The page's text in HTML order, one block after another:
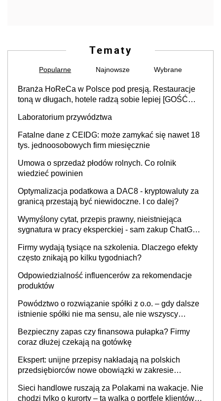
Tematy
Popularne Najnowsze Wybrane
Branża HoReCa w Polsce pod presją. Restauracje
toną w długach, hotele radzą sobie lepiej [GOŚĆ
Laboratorium przywództwa
Fatalne dane z CEIDG: może zamykać się nawet 18
tys. jednoosobowych firm miesięcznie
Umowa o sprzedaż płodów rolnych. Co rolnik
wiedzieć powinien
Optymalizacja podatkowa a DAC8 - kryptowaluty za
granicą przestają być niewidoczne. I co dalej?
Wymyślony cytat, przepis prawny, nieistniejąca
sygnatura w pracy eksperckiej - sam zakup ChatGPT
Firmy wydają tysiące na szkolenia. Dlaczego efekty
często znikają po kilku tygodniach?
Odpowiedzialność influencerów za rekomendacje
produktów
Powództwo o rozwiązanie spółki z o.o. – gdy dalsze
istnienie spółki nie ma sensu, ale nie wszyscy
Bezpieczny zapas czy finansowa pułapka? Firmy
coraz dłużej czekają na gotówkę
Ekspert: unijne przepisy nakładają na polskich
przedsiębiorców nowe obowiązki w zakresie
Sieci handlowe ruszają za Polakami na wakacje. Nie
chodzi tylko o kurorty – ta walka o portfele klientów